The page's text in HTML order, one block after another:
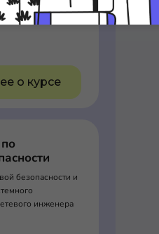
и DevOPS
о курсе
безопасности и
инженера